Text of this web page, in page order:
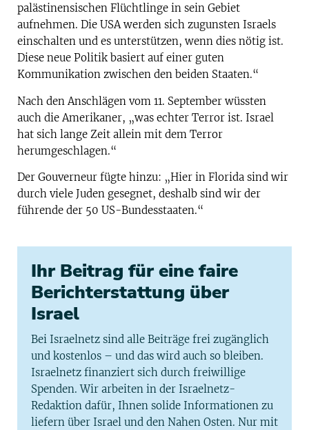
palästinensischen Flüchtlinge in sein Gebiet
aufnehmen. Die USA werden sich zugunsten Israels
einschalten und es unterstützen, wenn dies nötig ist.
Diese neue Politik basiert auf einer guten
Kommunikation zwischen den beiden Staaten.“
Nach den Anschlägen vom 11. September wüssten
auch die Amerikaner, „was echter Terror ist. Israel
hat sich lange Zeit allein mit dem Terror
herumgeschlagen.“
Der Gouverneur fügte hinzu: „Hier in Florida sind wir
durch viele Juden gesegnet, deshalb sind wir der
führende der 50 US-Bundesstaaten.“
Ihr Beitrag für eine faire
Berichterstattung über
Israel
Bei Israelnetz sind alle Beiträge frei zugänglich
und kostenlos – und das wird auch so bleiben.
Israelnetz finanziert sich durch freiwillige
Spenden. Wir arbeiten in der Israelnetz-
Redaktion dafür, Ihnen solide Informationen zu
liefern über Israel und den Nahen Osten. Nur mit